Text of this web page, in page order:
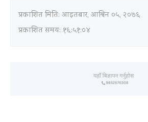
प्रकाशित मिति: आइतबार, आश्विन ०५, २०७६
प्रकाशित समय: १६:५१:०४